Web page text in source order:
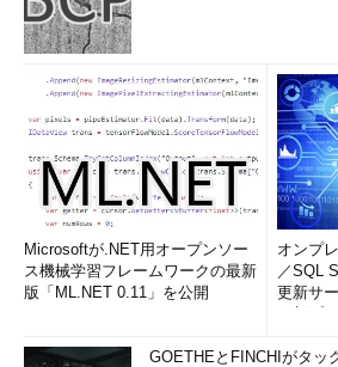
Microsoftが.NET用オープンソー
ス機械学習フレームワークの最新
版「ML.NET 0.11」を公開
オンプ
／SQL
更新サ
GOETHEとFINCHIがタッ